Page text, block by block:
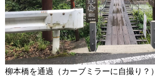
柳本橋を通過（カーブミラーに自撮り？）